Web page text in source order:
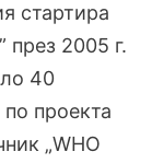
стартира
през 2005 г.
40
по проекта
„WHO